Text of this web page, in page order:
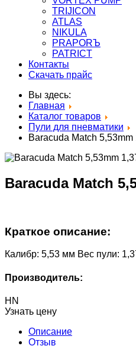
TRIJICON
ATLAS
NIKULA
PRAPORЪ
PATRICT
Контакты
Скачать прайс
Вы здесь:
Главная
Каталог товаров
Пули для пневматики
Baracuda Match
Baracuda Match
Краткое описание:
Калибр: 5,53 мм Вес пули:
Производитель:
HN
Узнать цену
Описание
Отзыв